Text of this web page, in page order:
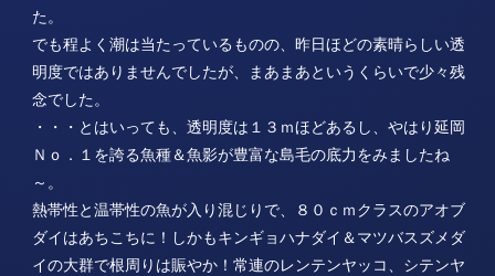
た。
でも程よく潮は当たっているものの、昨日ほどの素晴らしい透
明度ではありませんでしたが、まあまあというくらいで少々残
念でした。
・・・とはいっても、透明度は１３ｍほどあるし、やはり延岡
Ｎｏ．１を誇る魚種＆魚影が豊富な島毛の底力をみましたね
～。
熱帯性と温帯性の魚が入り混じりで、８０ｃｍクラスのアオブ
ダイはあちこちに！しかもキンギョハナダイ＆マツバスズメダ
イの大群で根周りは賑やか！常連のレンテンヤッコ、シテンヤ